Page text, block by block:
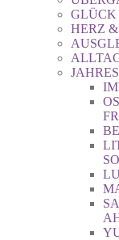
GLÜCK
HERZ